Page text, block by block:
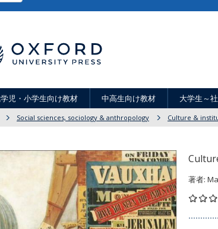
児・小学生向け教材 中高生向け教材 大学生～
Social sciences, sociology & anthropology Culture &
著者: